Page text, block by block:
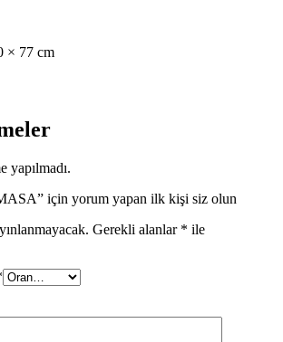
× 77 cm
yapılmadı.
için yorum yapan ilk kişi siz olun
Gerekli alanlar * ile